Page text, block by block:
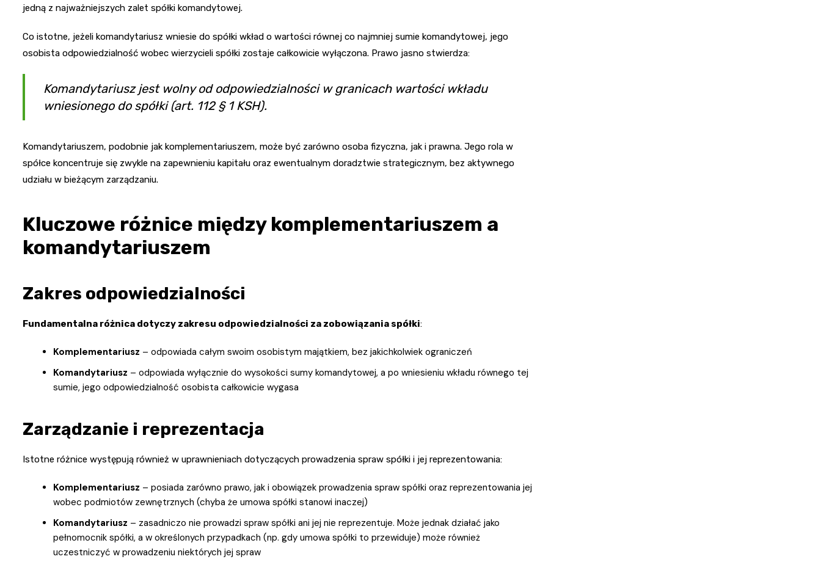
jedną z najważniejszych zalet spółki komandytowej.
Co istotne, jeżeli komandytariusz wniesie do spółki wkład o wartości równej co najmniej sumie komandytowej, jego
osobista odpowiedzialność wobec wierzycieli spółki zostaje całkowicie wyłączona. Prawo jasno stwierdza:
Komandytariusz jest wolny od odpowiedzialności w granicach wartości wkładu
wniesionego do spółki (art. 112 § 1 KSH).
Komandytariuszem, podobnie jak komplementariuszem, może być zarówno osoba fizyczna, jak i prawna. Jego rola w
spółce koncentruje się zwykle na zapewnieniu kapitału oraz ewentualnym doradztwie strategicznym, bez aktywnego
udziału w bieżącym zarządzaniu.
Kluczowe różnice między komplementariuszem a
komandytariuszem
Zakres odpowiedzialności
Fundamentalna różnica dotyczy zakresu odpowiedzialności za zobowiązania spółki:
Komplementariusz – odpowiada całym swoim osobistym majątkiem, bez jakichkolwiek ograniczeń
Komandytariusz – odpowiada wyłącznie do wysokości sumy komandytowej, a po wniesieniu wkładu równego tej
sumie, jego odpowiedzialność osobista całkowicie wygasa
Zarządzanie i reprezentacja
Istotne różnice występują również w uprawnieniach dotyczących prowadzenia spraw spółki i jej reprezentowania:
Komplementariusz – posiada zarówno prawo, jak i obowiązek prowadzenia spraw spółki oraz reprezentowania jej
wobec podmiotów zewnętrznych (chyba że umowa spółki stanowi inaczej)
Komandytariusz – zasadniczo nie prowadzi spraw spółki ani jej nie reprezentuje. Może jednak działać jako
pełnomocnik spółki, a w określonych przypadkach (np. gdy umowa spółki to przewiduje) może również
uczestniczyć w prowadzeniu niektórych jej spraw